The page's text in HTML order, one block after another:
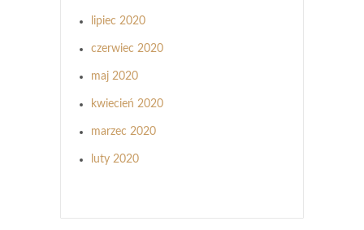
lipiec 2020
czerwiec 2020
maj 2020
kwiecień 2020
marzec 2020
luty 2020